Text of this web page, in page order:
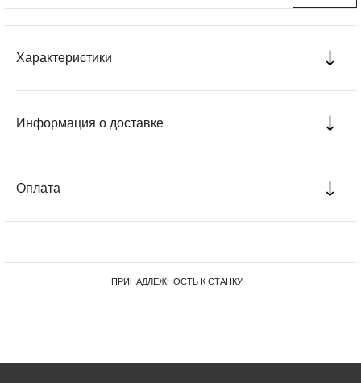
Характеристики
Информация о доставке
Оплата
ПРИНАДЛЕЖНОСТЬ К СТАНКУ